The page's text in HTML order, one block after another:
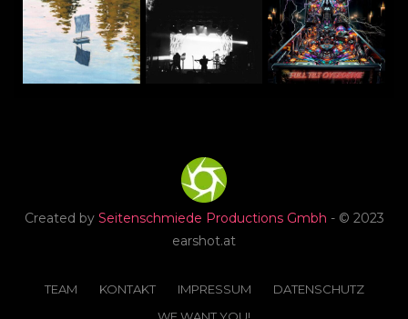
Created by Seitenschmiede Productions Gmbh - © 2023
earshot.at
TEAM KONTAKT IMPRESSUM
DATENSCHUTZ